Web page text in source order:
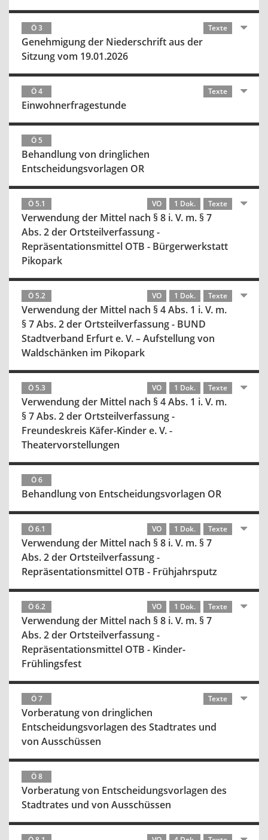
Ö 3 Texte
Genehmigung der Niederschrift aus der
Sitzung vom 19.01.2026
Ö 4 Texte
Einwohnerfragestunde
Ö 5
Behandlung von dringlichen
Entscheidungsvorlagen OR
Ö 5.1 VO 1 Dok. Texte
Verwendung der Mittel nach § 8 i. V. m. § 7
Abs. 2 der Ortsteilverfassung -
Repräsentationsmittel OTB - Bürgerwerkstatt
Pikopark
Ö 5.2 VO 1 Dok. Texte
Verwendung der Mittel nach § 4 Abs. 1 i. V. m.
§ 7 Abs. 2 der Ortsteilverfassung - BUND
Stadtverband Erfurt e. V. – Aufstellung von
Waldschänken im Pikopark
Ö 5.3 VO 1 Dok. Texte
Verwendung der Mittel nach § 4 Abs. 1 i. V. m.
§ 7 Abs. 2 der Ortsteilverfassung -
Freundeskreis Käfer-Kinder e. V. -
Theatervorstellungen
Ö 6
Behandlung von Entscheidungsvorlagen OR
Ö 6.1 VO 1 Dok. Texte
Verwendung der Mittel nach § 8 i. V. m. § 7
Abs. 2 der Ortsteilverfassung -
Repräsentationsmittel OTB - Frühjahrsputz
Ö 6.2 VO 1 Dok. Texte
Verwendung der Mittel nach § 8 i. V. m. § 7
Abs. 2 der Ortsteilverfassung -
Repräsentationsmittel OTB - Kinder-
Frühlingsfest
Ö 7 Texte
Vorberatung von dringlichen
Entscheidungsvorlagen des Stadtrates und
von Ausschüssen
Ö 8
Vorberatung von Entscheidungsvorlagen des
Stadtrates und von Ausschüssen